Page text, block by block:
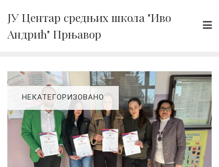
content
ЈУ Центар средњих школа "Иво
Андрић" Прњавор
НЕКАТЕГОРИЗОВАНО